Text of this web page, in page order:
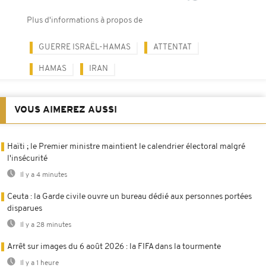
Plus d'informations à propos de
GUERRE ISRAËL-HAMAS ATTENTAT
HAMAS IRAN
VOUS AIMEREZ AUSSI
Haïti ; le Premier ministre maintient le calendrier électoral malgré
l'insécurité
Il y a 4 minutes
Ceuta : la Garde civile ouvre un bureau dédié aux personnes portées
disparues
Il y a 28 minutes
Arrêt sur images du 6 août 2026 : la FIFA dans la tourmente
Il y a 1 heure